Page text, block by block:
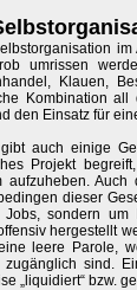
umrissen
Klauen,
Kombination
den Einsatz für
auch einige
Projekt
aufzuheben.
dieser
sondern um
hergestellt
leere Parole,
zugänglich sind.
„liquidiert“ bzw.